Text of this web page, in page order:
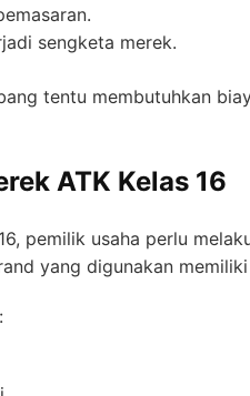
sengketa merek.
tentu membutuhkan
ATK Kelas 16
pemilik usaha perlu
yang digunakan